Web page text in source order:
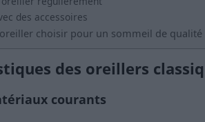
des accessoires
choisir pour un sommeil de qualité
des oreillers
courants